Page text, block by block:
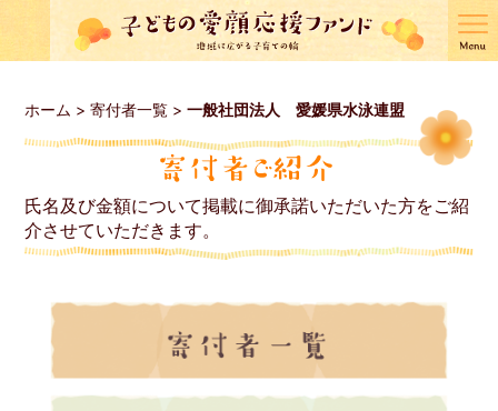
ホーム >寄付者一覧 >一般社団法人 愛媛県水泳連盟
氏名及び金額について掲載に御承諾いただいた方をご紹
介させていただきます。